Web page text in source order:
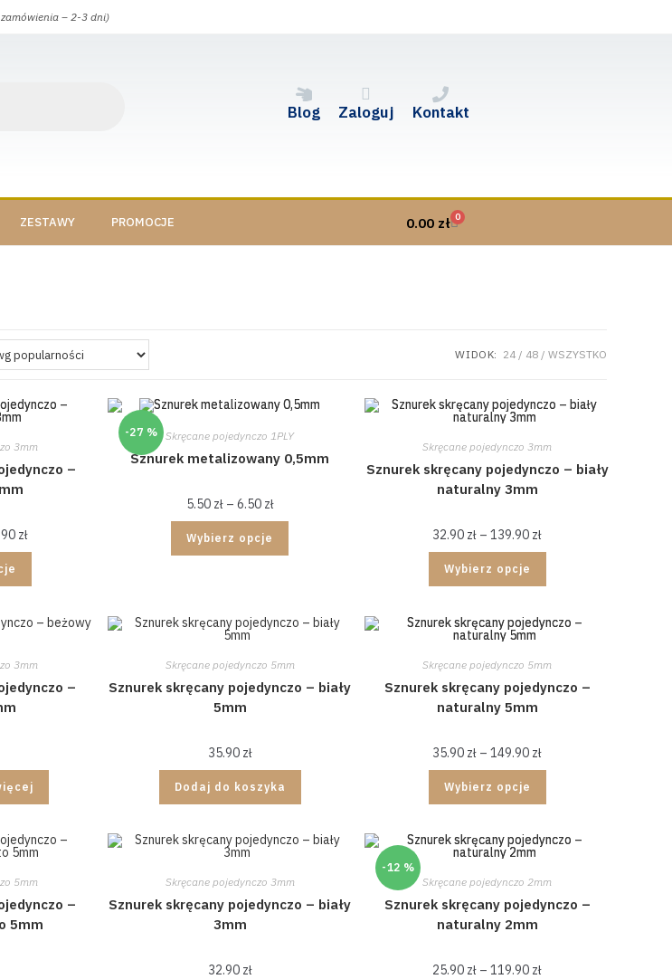
zamówienia – 2-3 dni)
Blog Zaloguj Kontakt
ZESTAWY PROMOCJE 0.00 zł 0
WIDOK: 24 48 WSZYSTKO
3mm
–
zł
-27 % Skręcane pojedynczo 1PLY
Sznurek metalizowany 0,5mm
5.50 zł – 6.50 zł
Wybierz opcje
Skręcane pojedynczo 3mm
Sznurek skręcany pojedynczo – biały
naturalny 3mm
32.90 zł – 139.90 zł
Wybierz opcje
3mm
–
Skręcane pojedynczo 5mm
Sznurek skręcany pojedynczo – biały
5mm
35.90 zł
Dodaj do koszyka
Skręcane pojedynczo 5mm
Sznurek skręcany pojedynczo –
naturalny 5mm
35.90 zł – 149.90 zł
Wybierz opcje
5mm
–
5mm
Skręcane pojedynczo 3mm
Sznurek skręcany pojedynczo – biały
3mm
32.90 zł
-12 %
Skręcane pojedynczo 2mm
Sznurek skręcany pojedynczo –
naturalny 2mm
25.90 zł – 119.90 zł